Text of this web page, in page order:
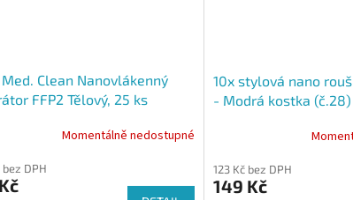
Clean Nanovlákenný
FFP2 Tělový, 25 ks
Momentálně nedostupné
DPH
10x stylová nano
- Modrá kostka (č.28)
produktu
je
123 Kč bez DPH
149 Kč